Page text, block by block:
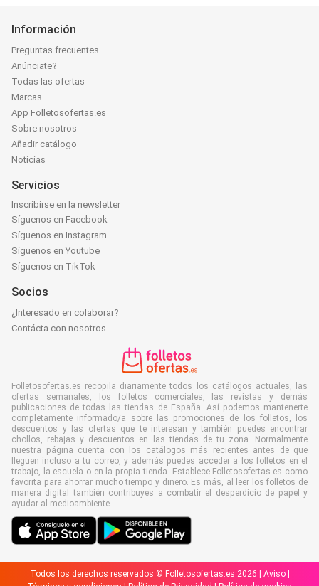
Información
Preguntas frecuentes
Anúnciate?
Todas las ofertas
Marcas
App Folletosofertas.es
Sobre nosotros
Añadir catálogo
Noticias
Servicios
Inscribirse en la newsletter
Síguenos en Facebook
Síguenos en Instagram
Síguenos en Youtube
Síguenos en TikTok
Socios
¿Interesado en colaborar?
Contácta con nosotros
Folletosofertas.es recopila diariamente todos los catálogos actuales, las
ofertas semanales, los folletos comerciales, las revistas y demás
publicaciones de todas las tiendas de España. Así podemos mantenerte
completamente informado/a sobre las promociones de los folletos, los
descuentos y las ofertas que te interesan y también puedes encontrar
chollos, rebajas y descuentos en las tiendas de tu zona. Normalmente
nuestra página cuenta con los catálogos más recientes antes de que
lleguen incluso a tu correo, y además puedes acceder a los folletos en el
trabajo, la escuela o en la propia tienda. Establece Folletosofertas.es como
favorita para ahorrar mucho tiempo y dinero. Es más, al leer los folletos de
manera digital también contribuyes a combatir el desperdicio de papel y
ayudar al medioambiente.
Todos los derechos reservados © Folletosofertas.es 2026 | Aviso|